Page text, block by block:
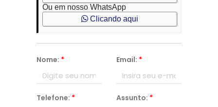
Ou em nosso WhatsApp
Clicando aqui
Nome: * Email: *
Telefone: * Assunto: *